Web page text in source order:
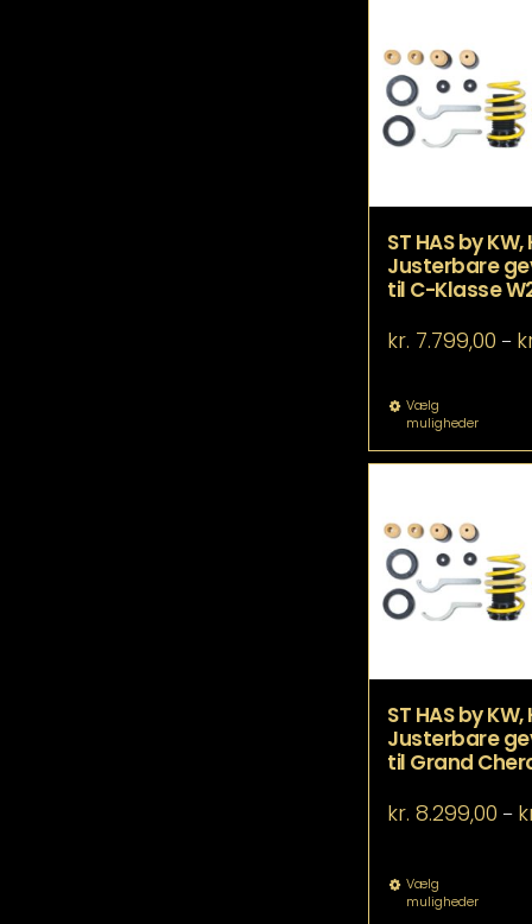
på
ST HAS by KW,
Justerbare
til C-Klasse
kr. 7.799,00 –
Vælg
muligheder
på
ST HAS by KW,
Justerbare
til Grand
kr. 8.299,00 –
Vælg
muligheder